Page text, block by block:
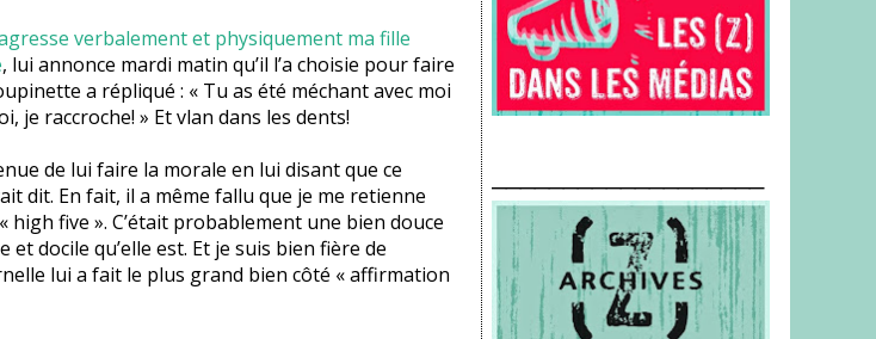
verbalement et physiquement ma fille
, lui annonce mardi matin qu’il l’a choisie pour faire
a répliqué : « Tu as été méchant avec moi
je raccroche! » Et vlan dans les dents!
de lui faire la morale en lui disant que ce
dit. En fait, il a même fallu que je me retienne
five ». C’était probablement une bien douce
docile qu’elle est. Et je suis bien fière de
lui a fait le plus grand bien côté « affirmation